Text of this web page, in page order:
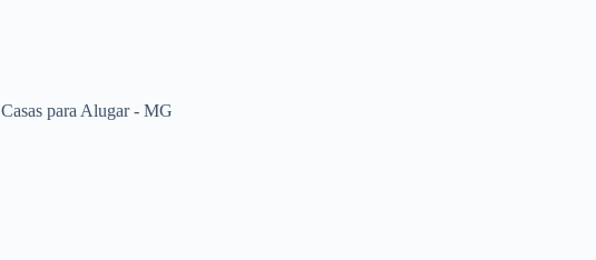
Casas para Alugar - MG